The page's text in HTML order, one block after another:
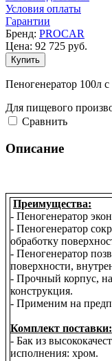
Условия оплаты
Гарантии
Бренд: PROCAR
Цена: 92 725 руб.
Купить
Пеногенератор 100л
Для пищевого
Cравнить
Описание
Преимущества:
- Пеногенератор
- Пеногенератор
обработку
- Пеногенератор
поверхности,
- Прочный корпус,
конструкция.
- Применим на
Комплект поставки:
- Бак из
исполнения: хром.